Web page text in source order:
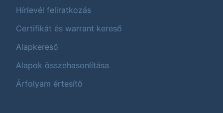
Hírlevél feliratkozás
Certifikát és warrant kereső
Alapkereső
Alapok összehasonlítása
Árfolyam értesítő